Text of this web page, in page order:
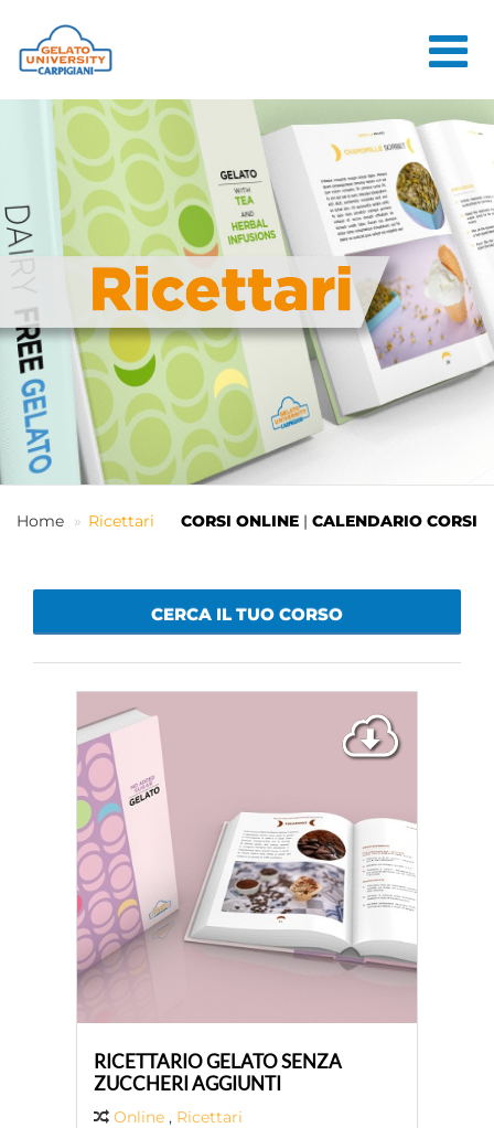
HOME
LA SCUOLA
CORSI ONLINE
CORSI
CONSULENZE
JOB CENTER
CONTATTI
ACCEDI
Home Ricettari CORSI ONLINE | CALENDARIO CORSI
CERCA IL TUO CORSO
RICETTARIO GELATO SENZA
ZUCCHERI AGGIUNTI
Online , Ricettari